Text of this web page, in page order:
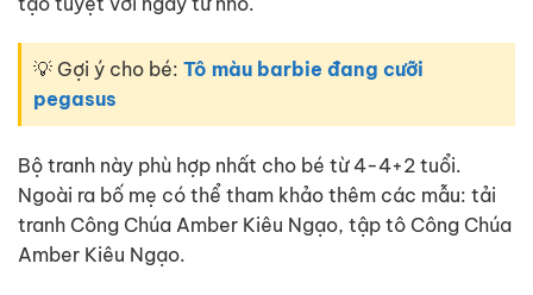
💡 Gợi ý cho bé: Tô màu barbie đang cưỡi
pegasus
Bộ tranh này phù hợp nhất cho bé từ 4-4+2 tuổi.
Ngoài ra bố mẹ có thể tham khảo thêm các mẫu: tải
tranh Công Chúa Amber Kiêu Ngạo, tập tô Công Chúa
Amber Kiêu Ngạo.